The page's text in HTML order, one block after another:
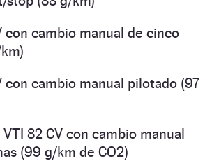
con cambio manual de cinco
con cambio manual pilotado (97
82 CV con cambio manual
(99 g/km de CO2)